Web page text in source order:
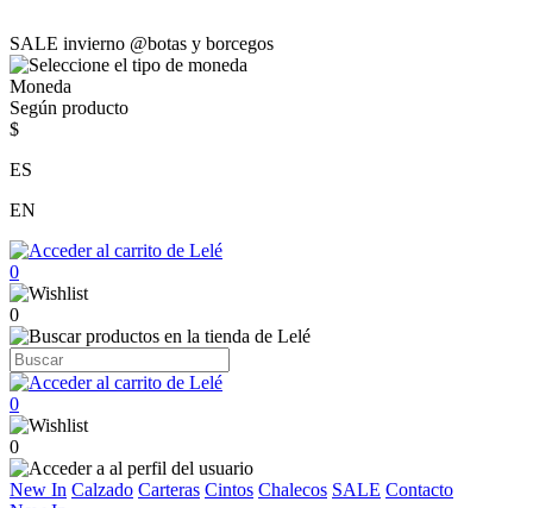
SALE invierno @botas y borcegos
Moneda
Según producto
$
ES
EN
0
0
0
0
New In Calzado Carteras Cintos Chalecos SALE Contacto